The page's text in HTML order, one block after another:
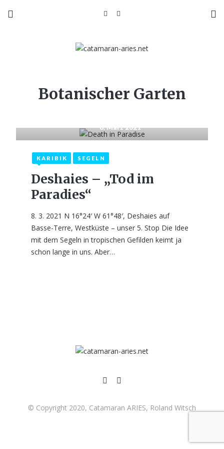
Botanischer Garten
8. März 2021
KARIBIK SEGELN
Deshaies – „Tod im
Paradies“
8. 3. 2021 N 16°24′ W 61°48′, Deshaies auf
Basse-Terre, Westküste – unser 5. Stop Die Idee
mit dem Segeln in tropischen Gefilden keimt ja
schon lange in uns. Aber…
© Copyright 2020, Catamaran ARIES, Roland Witsch